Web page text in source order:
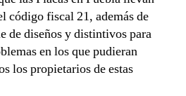
código fiscal 21, además de
de diseños y distintivos para
en los que pudieran
los propietarios de estas